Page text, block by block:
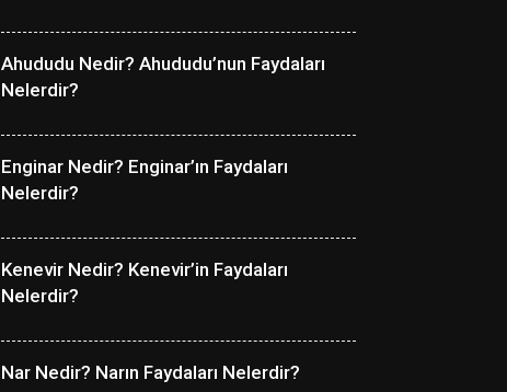
Ahududu Nedir? Ahududu’nun Faydaları
Nelerdir?
Enginar Nedir? Enginar’ın Faydaları
Nelerdir?
Kenevir Nedir? Kenevir’in Faydaları
Nelerdir?
Nar Nedir? Narın Faydaları Nelerdir?